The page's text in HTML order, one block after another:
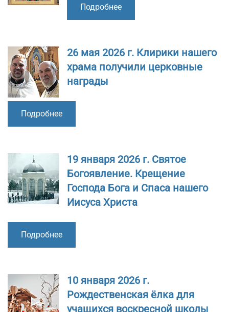
Подробнее
26 мая 2026 г. Клирики нашего
храма получили церковные
награды
Подробнее
19 января 2026 г. Святое
Богоявление. Крещение
Господа Бога и Спаса нашего
Иисуса Христа
Подробнее
10 января 2026 г.
Рождественская ёлка для
учащихся воскресной школы